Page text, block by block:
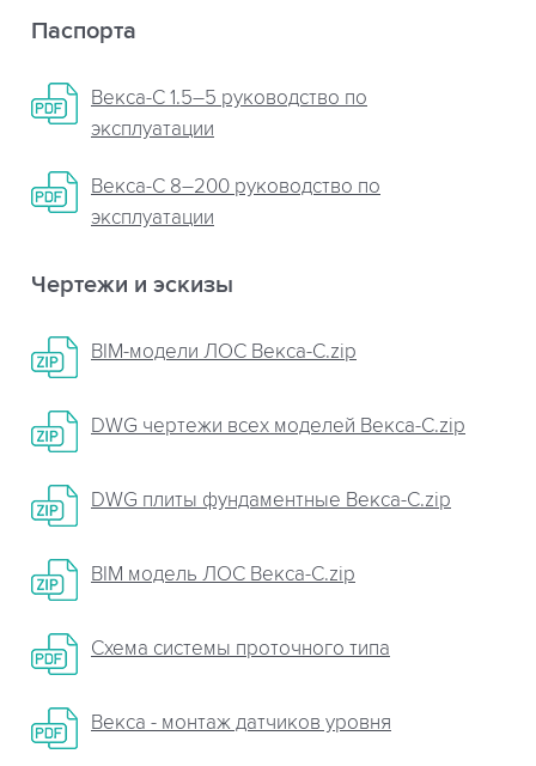
Паспорта
Векса-С 1.5–5 руководство по
эксплуатации
Векса-С 8–200 руководство по
эксплуатации
Чертежи и эскизы
BIM-модели ЛОС Векса-С.zip
DWG чертежи всех моделей Векса-C.zip
DWG плиты фундаментные Векса-С.zip
BIM модель ЛОС Векса-С.zip
Схема системы проточного типа
Векса - монтаж датчиков уровня